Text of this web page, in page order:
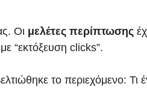
Οι μελέτες περίπτωσης
“εκτόξευση clicks”.
το περιεχόμενο: Τι